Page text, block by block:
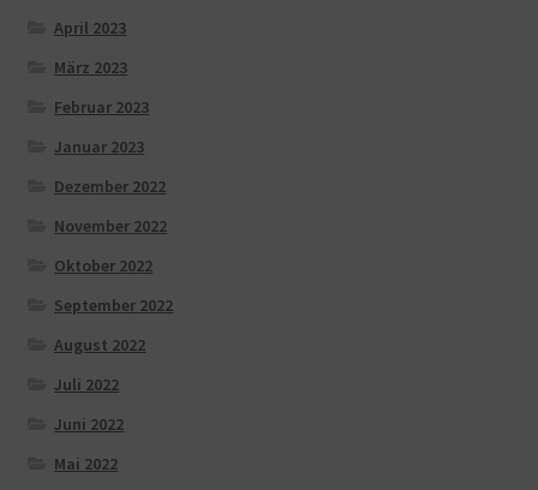
April 2023
März 2023
Februar 2023
Januar 2023
Dezember 2022
November 2022
Oktober 2022
September 2022
August 2022
Juli 2022
Juni 2022
Mai 2022